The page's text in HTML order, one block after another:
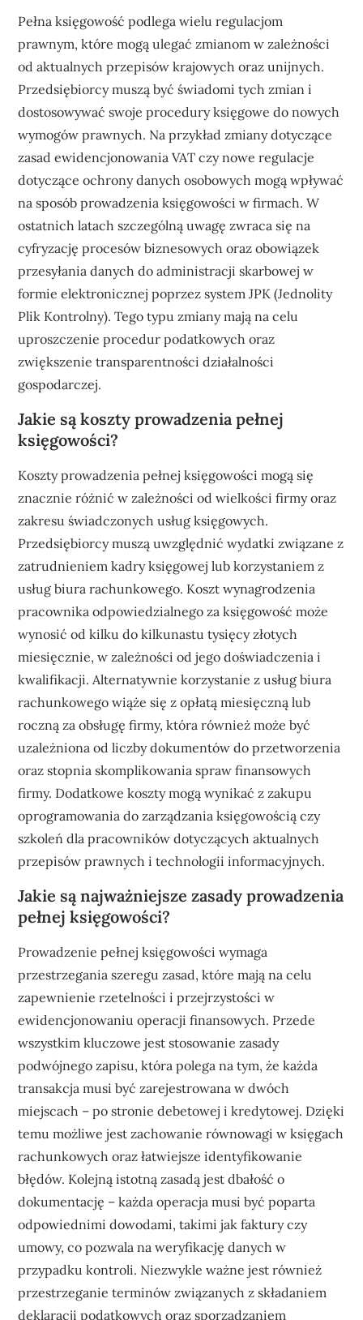
Pełna księgowość podlega wielu regulacjom
prawnym, które mogą ulegać zmianom w zależności
od aktualnych przepisów krajowych oraz unijnych.
Przedsiębiorcy muszą być świadomi tych zmian i
dostosowywać swoje procedury księgowe do nowych
wymogów prawnych. Na przykład zmiany dotyczące
zasad ewidencjonowania VAT czy nowe regulacje
dotyczące ochrony danych osobowych mogą wpływać
na sposób prowadzenia księgowości w firmach. W
ostatnich latach szczególną uwagę zwraca się na
cyfryzację procesów biznesowych oraz obowiązek
przesyłania danych do administracji skarbowej w
formie elektronicznej poprzez system JPK (Jednolity
Plik Kontrolny). Tego typu zmiany mają na celu
uproszczenie procedur podatkowych oraz
zwiększenie transparentności działalności
gospodarczej.
Jakie są koszty prowadzenia pełnej
księgowości?
Koszty prowadzenia pełnej księgowości mogą się
znacznie różnić w zależności od wielkości firmy oraz
zakresu świadczonych usług księgowych.
Przedsiębiorcy muszą uwzględnić wydatki związane z
zatrudnieniem kadry księgowej lub korzystaniem z
usług biura rachunkowego. Koszt wynagrodzenia
pracownika odpowiedzialnego za księgowość może
wynosić od kilku do kilkunastu tysięcy złotych
miesięcznie, w zależności od jego doświadczenia i
kwalifikacji. Alternatywnie korzystanie z usług biura
rachunkowego wiąże się z opłatą miesięczną lub
roczną za obsługę firmy, która również może być
uzależniona od liczby dokumentów do przetworzenia
oraz stopnia skomplikowania spraw finansowych
firmy. Dodatkowe koszty mogą wynikać z zakupu
oprogramowania do zarządzania księgowością czy
szkoleń dla pracowników dotyczących aktualnych
przepisów prawnych i technologii informacyjnych.
Jakie są najważniejsze zasady prowadzenia
pełnej księgowości?
Prowadzenie pełnej księgowości wymaga
przestrzegania szeregu zasad, które mają na celu
zapewnienie rzetelności i przejrzystości w
ewidencjonowaniu operacji finansowych. Przede
wszystkim kluczowe jest stosowanie zasady
podwójnego zapisu, która polega na tym, że każda
transakcja musi być zarejestrowana w dwóch
miejscach – po stronie debetowej i kredytowej. Dzięki
temu możliwe jest zachowanie równowagi w księgach
rachunkowych oraz łatwiejsze identyfikowanie
błędów. Kolejną istotną zasadą jest dbałość o
dokumentację – każda operacja musi być poparta
odpowiednimi dowodami, takimi jak faktury czy
umowy, co pozwala na weryfikację danych w
przypadku kontroli. Niezwykle ważne jest również
przestrzeganie terminów związanych z składaniem
deklaracji podatkowych oraz sporządzaniem